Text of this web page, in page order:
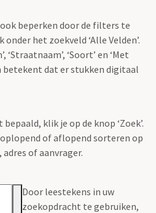
beperken door de filters te
het zoekveld ‘Alle Velden’.
‘Soort’ en ‘Met
betekent dat er stukken digitaal
klik je op de knop ‘Zoek’.
of aflopend sorteren op
of aanvrager.
Door leestekens in uw
zoekopdracht te gebruiken,